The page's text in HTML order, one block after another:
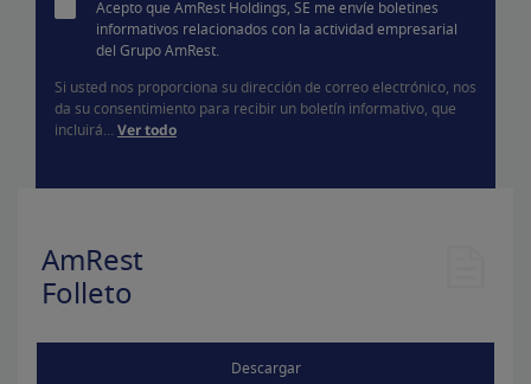
Acepto que AmRest Holdings, SE me envíe boletines
informativos relacionados con la actividad empresarial
del Grupo AmRest.
Si usted nos proporciona su dirección de correo electrónico, nos
da su consentimiento para recibir un boletín informativo, que
incluirá... Ver todo
AmRest
Folleto
Descargar